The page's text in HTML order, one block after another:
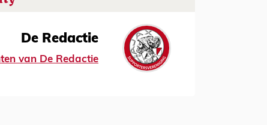
De Redactie
van De Redactie